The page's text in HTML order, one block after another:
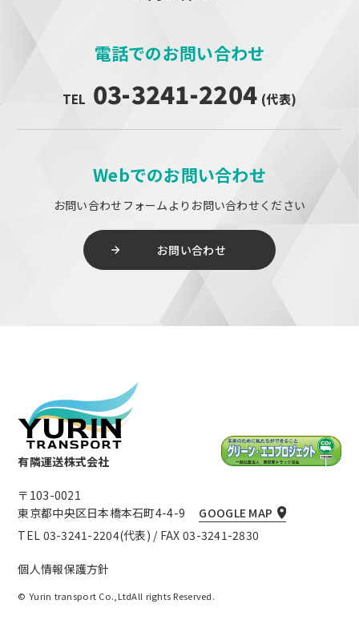
電話でのお問い合わせ
TEL 03-3241-2204 (代表)
Webでのお問い合わせ
お問い合わせフォームよりお問い合わせください
お問い合わせ
有隣運送株式会社
〒103-0021
東京都中央区日本橋本石町4-4-9
GOOGLE MAP
TEL 03-3241-2204(代表) / FAX 03-3241-2830
個人情報保護方針
© Yurin transport Co.,LtdAll rights Reserved.